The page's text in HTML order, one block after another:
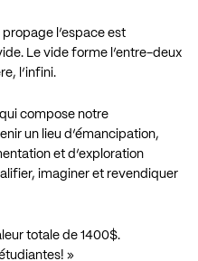
l’espace est
Le vide forme l’entre-deux
l’infini.
compose notre
un lieu d’émancipation,
et d’exploration
imaginer et revendiquer
totale de 1400$.
»